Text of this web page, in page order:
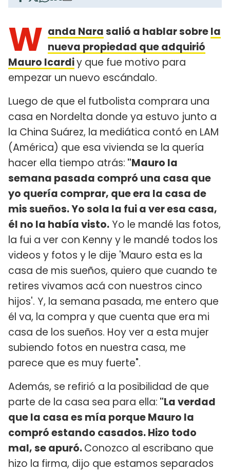
W anda Narasalió a hablar sobrela
nueva propiedad que adquirió
Mauro Icardiy que fue motivo para
empezar un nuevo escándalo.
Luego de que el futbolista comprara una
casa en Nordelta donde ya estuvo junto a
la China Suárez, la mediática contó en LAM
(América) que esa vivienda se la quería
hacer ella tiempo atrás: "Mauro la
semana pasada compró una casa que
yo quería comprar, que era la casa de
mis sueños. Yo sola la fui a ver esa casa,
él no la había visto.Yo le mandé las fotos,
la fui a ver con Kenny y le mandé todos los
videos y fotos y le dije 'Mauro esta es la
casa de mis sueños, quiero que cuando te
retires vivamos acá con nuestros cinco
hijos'. Y, la semana pasada, me entero que
él va, la compra y que cuenta que era mi
casa de los sueños. Hoy ver a esta mujer
subiendo fotos en nuestra casa, me
parece que es muy fuerte".
Además, se refirió a la posibilidad de que
parte de la casa sea para ella: "La verdad
que la casa es mía porque Mauro la
compró estando casados. Hizo todo
mal, se apuró.Conozco al escribano que
hizo la firma, dijo que estamos separados